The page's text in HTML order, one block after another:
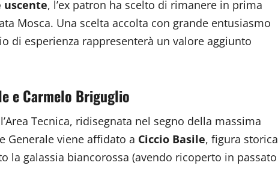
uscente, l’ex patron ha scelto di rimanere in prima
Mosca. Una scelta accolta con grande entusiasmo
di esperienza rappresenterà un valore aggiunto
e Carmelo Briguglio
Tecnica, ridisegnata nel segno della massima
Generale viene affidato a Ciccio Basile, figura storica
la galassia biancorossa (avendo ricoperto in passato